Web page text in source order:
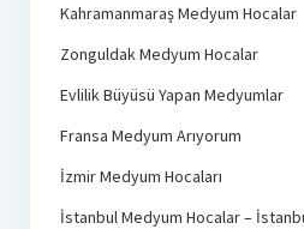
Kahramanmaraş Medyum Hocalar
Zonguldak Medyum Hocalar
Evlilik Büyüsü Yapan Medyumlar
Fransa Medyum Arıyorum
İzmir Medyum Hocaları
İstanbul Medyum Hocalar –